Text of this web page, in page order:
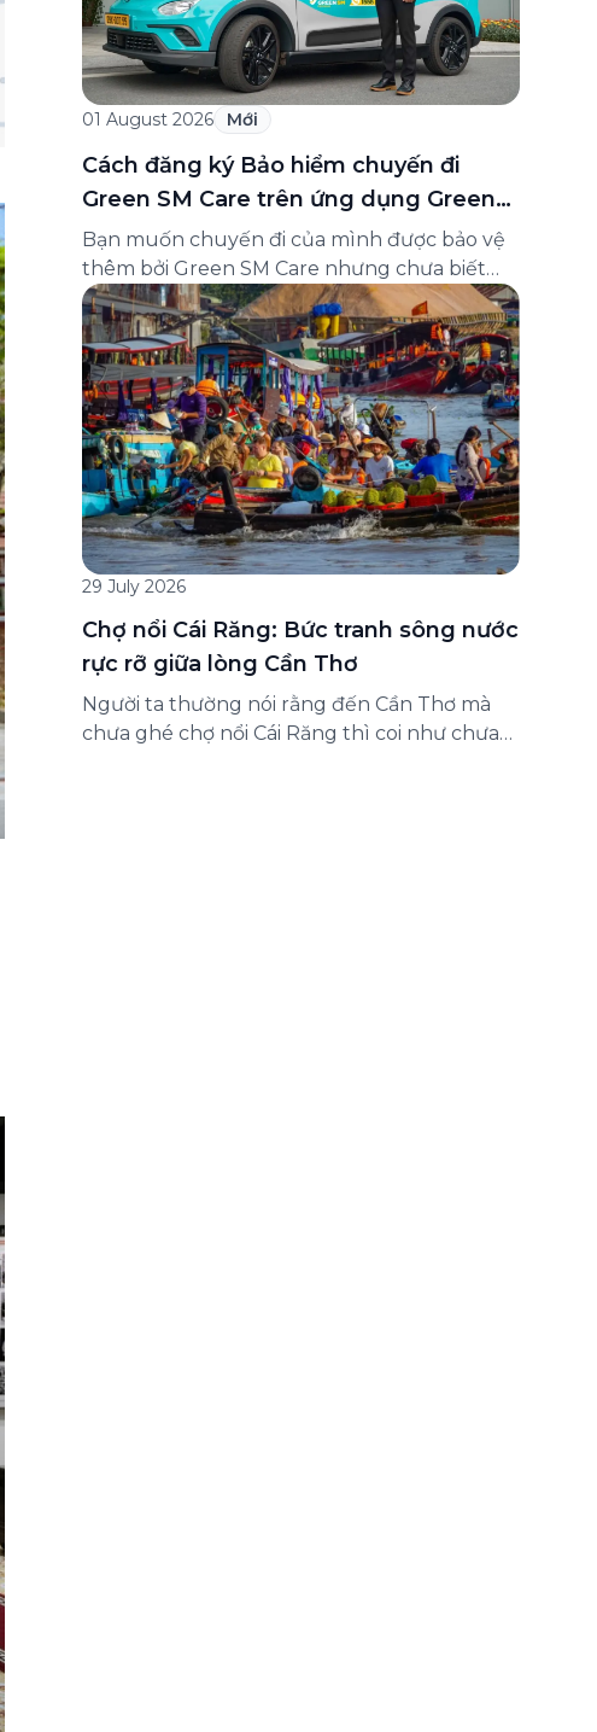
01 August 2026 Mới
Cách đăng ký Bảo hiểm chuyến đi
Green SM Care trên ứng dụng Green
SM
Bạn muốn chuyến đi của mình được bảo vệ
thêm bởi Green SM Care nhưng chưa biết
đăng ký ở đâu? Bài viết dưới đây sẽ hướng
dẫn chi tiết cách tham gia (và hủy tham gia)
gói bảo hiểm này ngay trên ứng dụng Green
SM, cùng những lưu ý quan trọng trước khi
[…]
29 July 2026
Chợ nổi Cái Răng: Bức tranh sông nước
rực rỡ giữa lòng Cần Thơ
Người ta thường nói rằng đến Cần Thơ mà
chưa ghé chợ nổi Cái Răng thì coi như chưa